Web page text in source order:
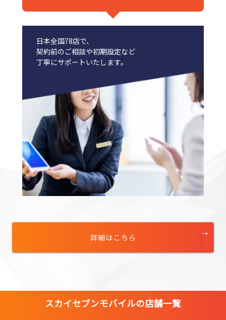
日本全国78店で、
契約前のご相談や初期設定など
丁寧にサポートいたします。
詳細はこちら
スカイセブンモバイルの店舗一覧